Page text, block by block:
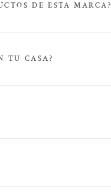
DE ESTA MARCA?
TU CASA?